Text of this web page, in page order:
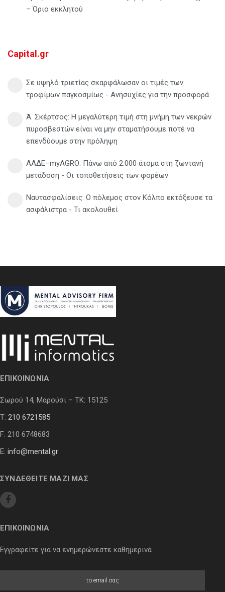
– Όριο εκκλητού
Capital.gr
Σε υψηλό τριετίας σκαρφάλωσαν οι τιμές των
τροφίμων παγκοσμίως - Ανησυχίες για την προσφορά
Ά. Σκέρτσος: Η μεγαλύτερη τιμή στη μνήμη των νεκρών
πυροσβεστών είναι να μην σταματήσουμε ποτέ να
επενδύουμε στην πρόληψη
ΑΑΔΕ–myAGRO: Πάνω από 2.000 άτομα στη ζωντανή
μετάδοση - Οι τοποθετήσεις των φορέων
Ναυτασφαλίσεις: Ο πόλεμος στον Κόλπο εκτόξευσε τα
ασφάλιστρα - Τι ακολουθεί
ΕΠΙΚΟΙΝΩΝΙΑ
Σωρού 14, Μαρούσι – ΤΚ: 15125
Τ: 210 6721585
F: 210 6748683
E: info@mental.gr
ΣΥΝΔΕΘΕΙΤΕ ΜΑΖΙ ΜΑΣ
ΕΠΙΚΟΙΝΩΝΙΑ
Εγγραφείτε για να ενημερώνεστε καθημερινά